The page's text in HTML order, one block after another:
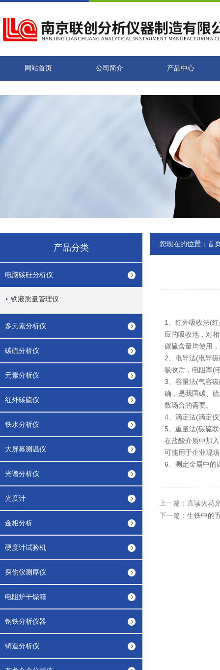
网站首页 公司简介 产品中心
产品分类
电脑碳硅分析仪
铁液质量管理仪
多元素分析仪
碳硫分析仪
元素分析仪
红外碳硫仪
铁水分析仪
大屏幕测温仪
光谱分析仪
光度计
金相分析
硬度计试验机
探伤仪测厚仪
电阻炉干燥箱
钢铁分析仪器
铸造分析仪
您现在的位置： 首
1、红外吸收法(
应的吸收池，对
碳硫含量均使用
2、电导法(电导
吸收后，电阻率(
3、容量法(气容
确，是我国碳、
数场合的需要。
4、滴定法(滴定
5、重量法(碳硫
在盐酸介质中加
可能用于企业现
6、测定金属中的
上一篇： 直读火花
下一篇： 生铁中的